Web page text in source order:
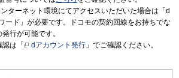
ターネット環境にてアクセスいただいた場合は「d
ード」が必要です。ドコモの契約回線をお持ちでな
行が可能です。
は「
dアカウント発行 」でご確認ください。